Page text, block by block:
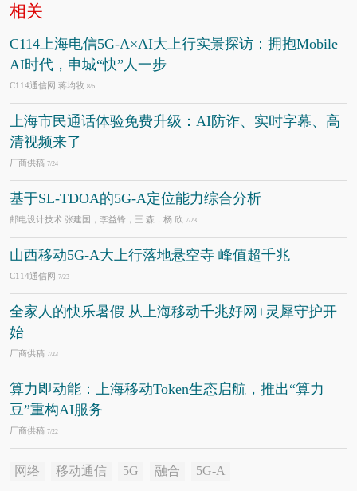
相关
C114上海电信5G-A×AI大上行实景探访：拥抱Mobile
AI时代，申城“快”人一步
C114通信网 蒋均牧 8/6
上海市民通话体验免费升级：AI防诈、实时字幕、高
清视频来了
厂商供稿 7/24
基于SL-TDOA的5G-A定位能力综合分析
邮电设计技术 张建国，李益锋，王 森，杨 欣 7/23
山西移动5G-A大上行落地悬空寺 峰值超千兆
C114通信网 7/23
全家人的快乐暑假 从上海移动千兆好网+灵犀守护开
始
厂商供稿 7/23
算力即动能：上海移动Token生态启航，推出“算力
豆”重构AI服务
厂商供稿 7/22
网络 移动通信 5G 融合 5G-A